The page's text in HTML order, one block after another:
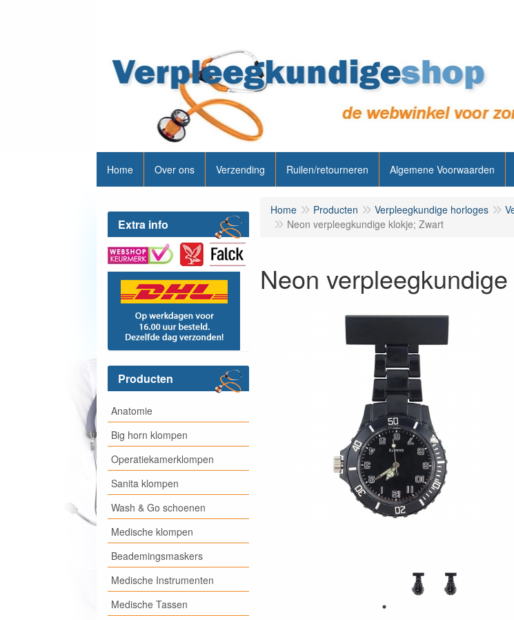
Home Over ons Verzending Ruilen/retourneren Algemene Voorwaarden
Extra info
Producten
Anatomie
Big horn klompen
Operatiekamerklompen
Sanita klompen
Wash & Go schoenen
Medische klompen
Beademingsmaskers
Medische Instrumenten
Medische Tassen
Home Producten Verpleegkundige horloges
Neon verpleegkundige klokje; Zwart
Neon